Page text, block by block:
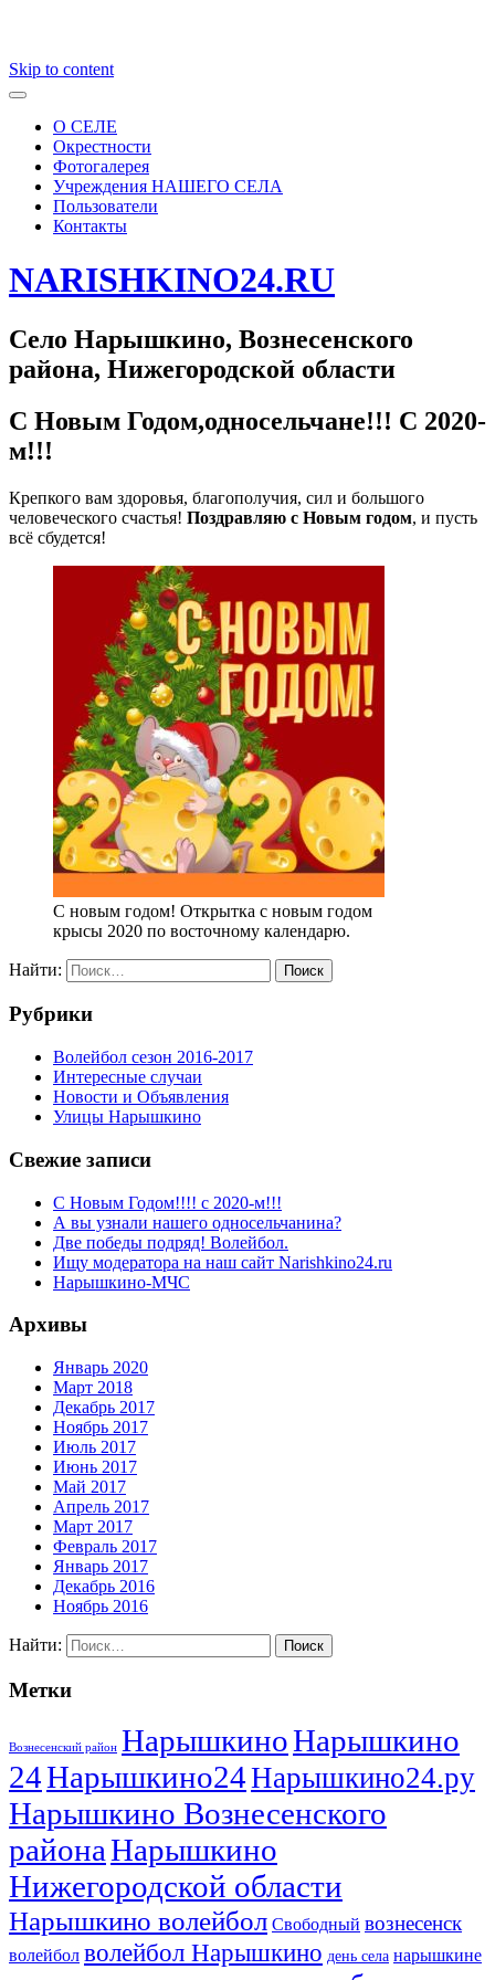
Skip to content
О СЕЛЕ
Окрестности
Фотогалерея
Учреждения НАШЕГО СЕЛА
Пользователи
Контакты
NARISHKINO24.RU
Село Нарышкино, Вознесенского
района, Нижегородской области
С Новым Годом,односельчане!!! С 2020-
м!!!
Крепкого вам здоровья, благополучия, сил и большого
человеческого счастья! Поздравляю с Новым годом, и пусть
всё сбудется!
С новым годом! Открытка с новым годом
крысы 2020 по восточному календарю.
Найти:
Рубрики
Волейбол сезон 2016-2017
Интересные случаи
Новости и Объявления
Улицы Нарышкино
Свежие записи
С Новым Годом!!!! с 2020-м!!!
А вы узнали нашего односельчанина?
Две победы подряд! Волейбол.
Ищу модератора на наш сайт Narishkino24.ru
Нарышкино-МЧС
Архивы
Январь 2020
Март 2018
Декабрь 2017
Ноябрь 2017
Июль 2017
Июнь 2017
Май 2017
Апрель 2017
Март 2017
Февраль 2017
Январь 2017
Декабрь 2016
Ноябрь 2016
Найти:
Метки
Вознесенский район НарышкиноНарышкино
24Нарышкино24Нарышкино24.ру
Нарышкино Вознесенского
районаНарышкино
Нижегородской области
Нарышкино волейбол Свободный вознесенск
волейбол волейбол Нарышкино день села нарышкине